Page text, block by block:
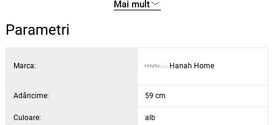
Adâncime: 59 cm
Înălțimea șezutului: 46,5 cm
Culoare: alb și negru
Mai mult
Parametri
Marca: Hanah Home
Adâncime: 59 cm
Culoare: alb